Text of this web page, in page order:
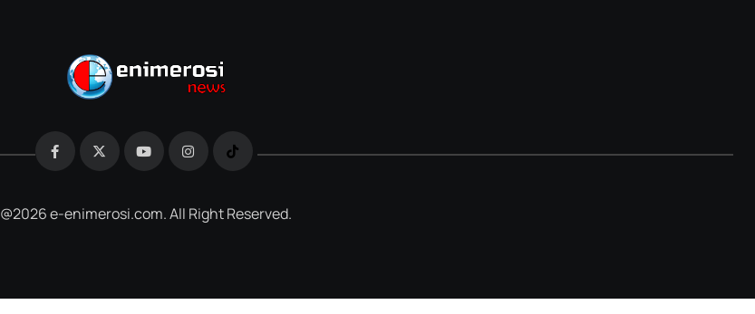
@2026 e-enimerosi.com. All Right Reserved.